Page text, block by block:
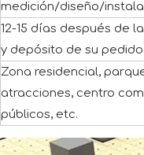
medición/diseño/
12-15 días después de
y depósito de su pedido
Zona residencial,
atracciones, centro
públicos, etc.